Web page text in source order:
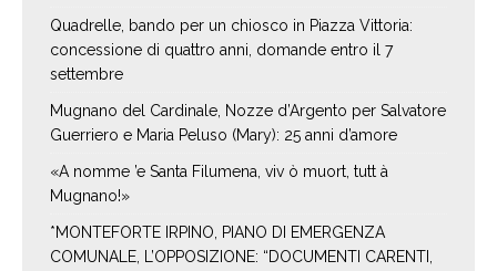
Quadrelle, bando per un chiosco in Piazza Vittoria:
concessione di quattro anni, domande entro il 7
settembre
Mugnano del Cardinale, Nozze d’Argento per Salvatore
Guerriero e Maria Peluso (Mary): 25 anni d’amore
«A nomme ’e Santa Filumena, viv ò muort, tutt à
Mugnano!»
*MONTEFORTE IRPINO, PIANO DI EMERGENZA
COMUNALE, L’OPPOSIZIONE: “DOCUMENTI CARENTI,